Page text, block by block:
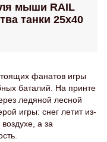
мыши RAIL
танки 25х40
фанатов игры
баталий. На принте
ледяной лесной
игры: снег летит из-
а за